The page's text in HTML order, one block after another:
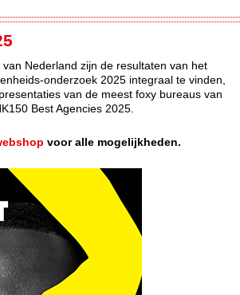
Nederland zijn de resultaten van het
onderzoek 2025 integraal te vinden,
van de meest foxy bureaus van
Best Agencies 2025.
voor alle mogelijkheden.